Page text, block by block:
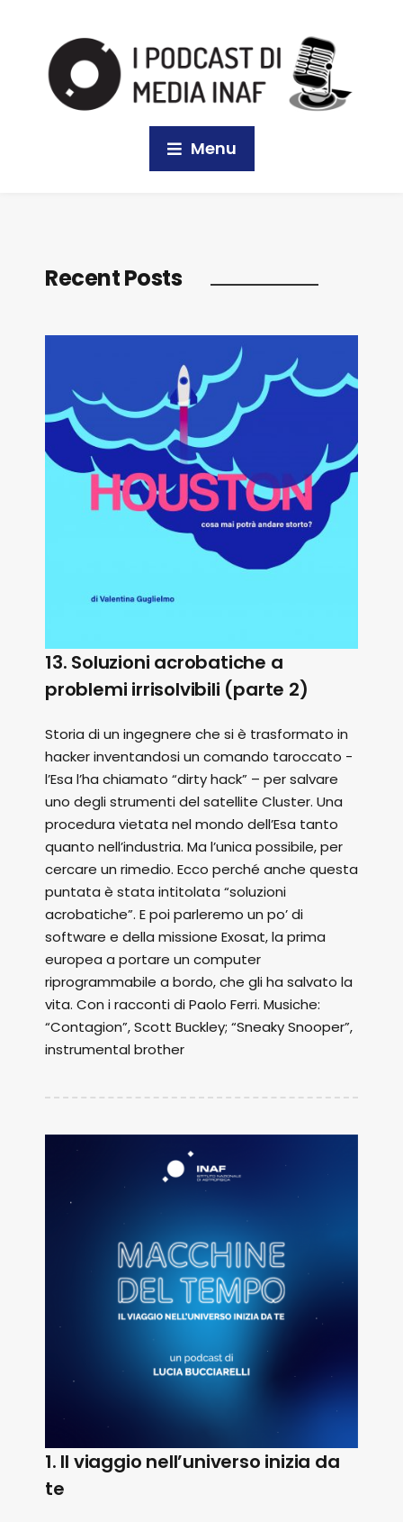
Menu
Recent Posts
13. Soluzioni acrobatiche a
problemi irrisolvibili (parte 2)
Storia di un ingegnere che si è trasformato in
hacker inventandosi un comando taroccato -
l’Esa l’ha chiamato “dirty hack” – per salvare
uno degli strumenti del satellite Cluster. Una
procedura vietata nel mondo dell’Esa tanto
quanto nell’industria. Ma l’unica possibile, per
cercare un rimedio. Ecco perché anche questa
puntata è stata intitolata “soluzioni
acrobatiche”. E poi parleremo un po’ di
software e della missione Exosat, la prima
europea a portare un computer
riprogrammabile a bordo, che gli ha salvato la
vita. Con i racconti di Paolo Ferri. Musiche:
“Contagion”, Scott Buckley; “Sneaky Snooper”,
instrumental brother
1. Il viaggio nell’universo inizia da
te